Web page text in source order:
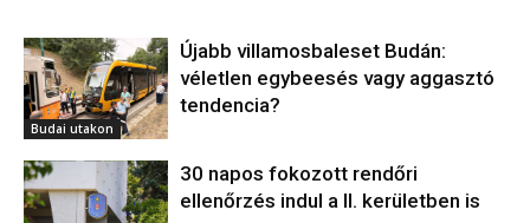
Budai utakon
Újabb villamosbaleset Budán:
véletlen egybeesés vagy aggasztó
tendencia?
30 napos fokozott rendőri
ellenőrzés indul a II. kerületben is